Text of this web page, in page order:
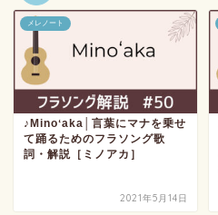
メレノート
♪Minoʻaka│言葉にマナを乗せ
て踊るためのフラソング歌
詞・解説［ミノアカ］
2021年5月14日